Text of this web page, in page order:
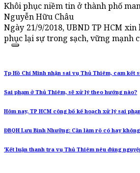
Khôi phục niềm tin ở thành phố
Nguyễn Hữu Châu
Ngày 21/9/2018, UBND TP HCM
phục lại sự trong sạch, vững mạnh
Tp Hồ Chí Minh nhận sai vụ Thủ Thiêm, cam
Sai phạm ở Thủ Thiêm, sẽ xử lý theo hướng nào?
Hôm nay, TP HCM công bố kế hoạch xử lý sai
ĐBQH Lưu Bình Nhưỡng: Cần làm rõ có hay
'Kết luận thanh tra vụ Thủ Thiêm nêu đúng